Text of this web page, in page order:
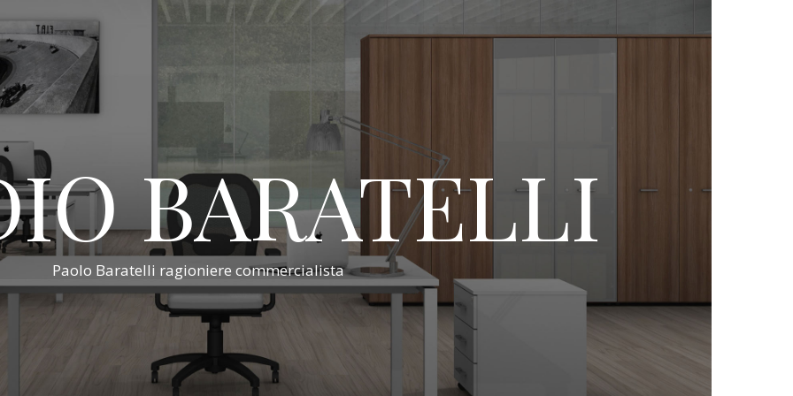
BARATELLI
Paolo Baratelli ragioniere commercialista